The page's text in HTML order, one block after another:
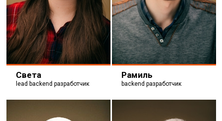
Света
lead backend разработчик
Рамиль
backend разработчик